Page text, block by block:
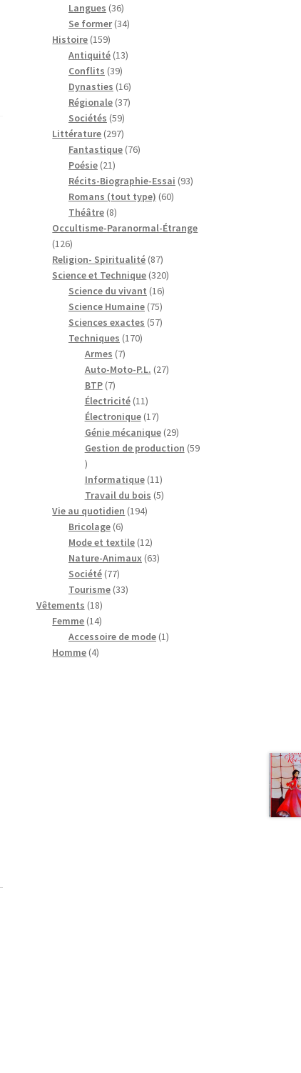
Langues 3636
produits
Se former 3434
Histoire 159159
produits
Antiquité 1313
Conflits 3939
produits
Dynasties 1616
produits
Régionale 3737
Sociétés 5959
produits
Littérature 297297
produits
Fantastique 7676
Poésie 2121
produits
Récits-Biographie-Essai 9393
Romans (tout type) 6060
Théâtre 88
produits
Occultisme-Paranormal-Étrange
126126
produits
Religion- Spiritualité 8787
produits
Science et Technique 320320
Science du vivant 1616
produits
Science Humaine 7575
produits
Sciences exactes 5757
Techniques 170170
Armes 77
produits
Auto-Moto-P.L. 2727
BTP 77
produits
Électricité 1111
produits
Électronique 1717
produits
Génie mécanique 2929
produits
Gestion de production 59
59
produits
Informatique 1111
produits
Travail du bois 55
Vie au quotidien 194194
Bricolage 66
produits
Mode et textile 1212
produits
Nature-Animaux 6363
Société 7777
produits
Tourisme 3333
Vêtements 1818
produits
Femme 1414
produits
Accessoire de mode 11
Homme 44